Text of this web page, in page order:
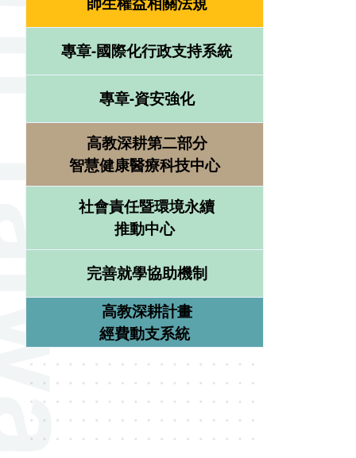
專章-國際化行政支持系統
專章-資安強化
高教深耕第二部分
智慧健康醫療科技中心
社會責任暨環境永續
推動中心
完善就學協助機制
高教深耕計畫
經費動支系統